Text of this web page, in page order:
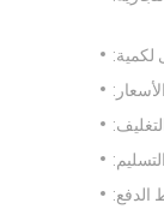
لكمية:
الأسعار: